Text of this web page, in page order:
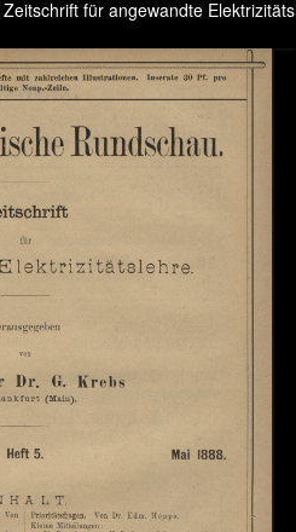
*/
für angewandte